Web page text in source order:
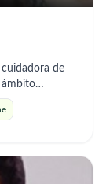
de
ámbito
trabajo,
y atención
para garantizar
a mi cuidado.